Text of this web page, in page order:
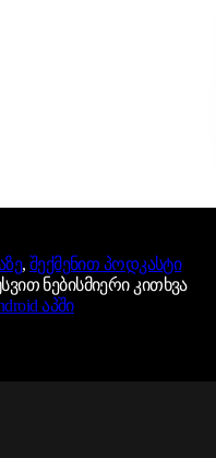
, შექმენით პოდკასტი
ნებისმიერი კითხვა
აპში